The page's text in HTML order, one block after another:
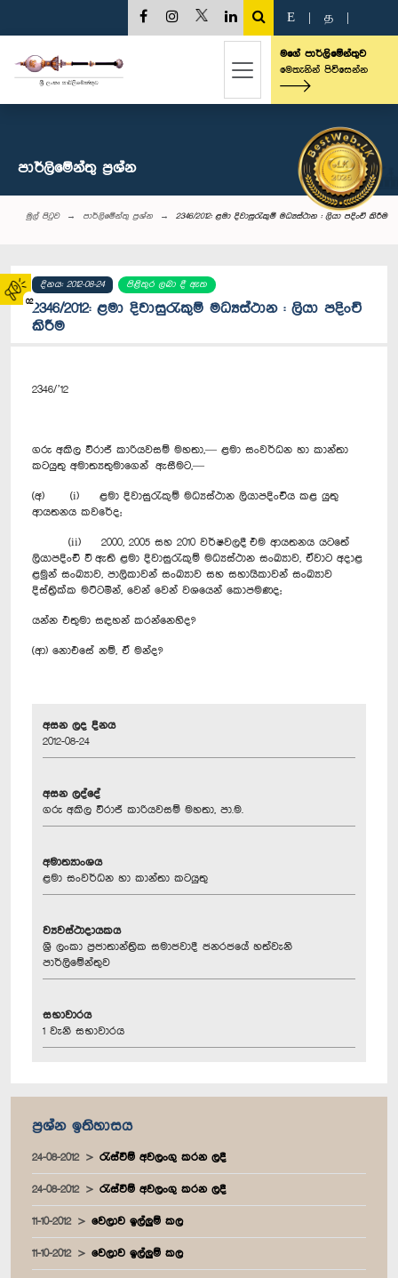
02
E த
මගේ පාර්ලිමේන්තුව
මෙතැනින් පිවිසෙන්න
පාර්ලි‌මේන්තු‌ ප්‍රශ්න
මුල් පිටුව පාර්ලි‌මේන්තු‌ ප්‍රශ්න 2346/2012: ළමා දිවාසුරැකුම් මධ්‍යස්ථාන : ලියා පදිංචි කිරීම
දිනය: 2012-08-24 පිළිතුර ලබා දී ඇත
2346/2012: ළමා දිවාසුරැකුම් මධ්‍යස්ථාන : ලියා පදිංචි
කිරීම
2346/’12
ගරු අකිල විරාජ් කාරියවසම් මහතා,— ළමා සංවර්ධන හා කාන්තා
කටයුතු අමාත්‍යතුමාගෙන් ඇසීමට,—
(අ) (i) ළමා දිවාසුරැකුම් මධ්‍යස්ථාන ලියාපදිංචිය කළ යුතු
ආයතනය කවරේද;
(ii) 2000, 2005 සහ 2010 වර්ෂවලදී එම ආයතනය යටතේ
ලියාපදිංචි වී ඇති ළමා දිවාසුරැකුම් මධ්‍යස්ථාන සංඛ්‍යාව, ඒවාට අදාළ
ළමුන් සංඛ්‍යාව, පාලිකාවන් සංඛ්‍යාව සහ සහායිකාවන් සංඛ්‍යාව
දිස්ත්‍රික්ක මට්ටමින්, වෙන් වෙන් වශයෙන් කොපමණද;
යන්න එතුමා සඳහන් කරන්නෙහිද?
(ආ) නොඑ‍සේ නම්, ඒ මන්ද?
අසන ලද දිනය
2012-08-24
අසන ලද්දේ
ගරු අකිල විරාජ් කාරියවසම් මහතා, පා.ම.
අමාත්‍යාංශය
ළමා සංවර්ධන හා කාන්තා කටයුතු
ව්‍යවස්ථාදායකය
ශ්‍රී ලංකා ප්‍රජාතාන්ත්‍රික සමාජවාදී ජනරජයේ හත්වැනි
පාර්ලිමේන්තුව
සභාවාරය
1 වැනි සභාවාරය
ප්‍රශ්න ඉතිහාසය
24-08-2012 රැස්වීම් අවලංගු කරන ලදී
24-08-2012 රැස්වීම් අවලංගු කරන ලදී
11-10-2012 වෙලාව ඉල්ලුම් කල
11-10-2012 වෙලාව ඉල්ලුම් කල